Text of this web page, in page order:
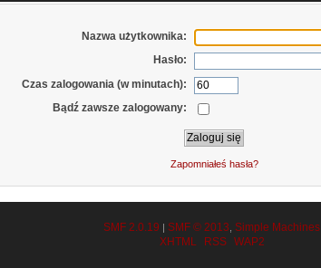
Nazwa użytkownika:
Hasło:
Czas zalogowania (w minutach):
Bądź zawsze zalogowany:
Zapomniałeś hasła?
SMF 2.0.19 | SMF © 2013 Simple Machines
XHTML
RSS WAP2